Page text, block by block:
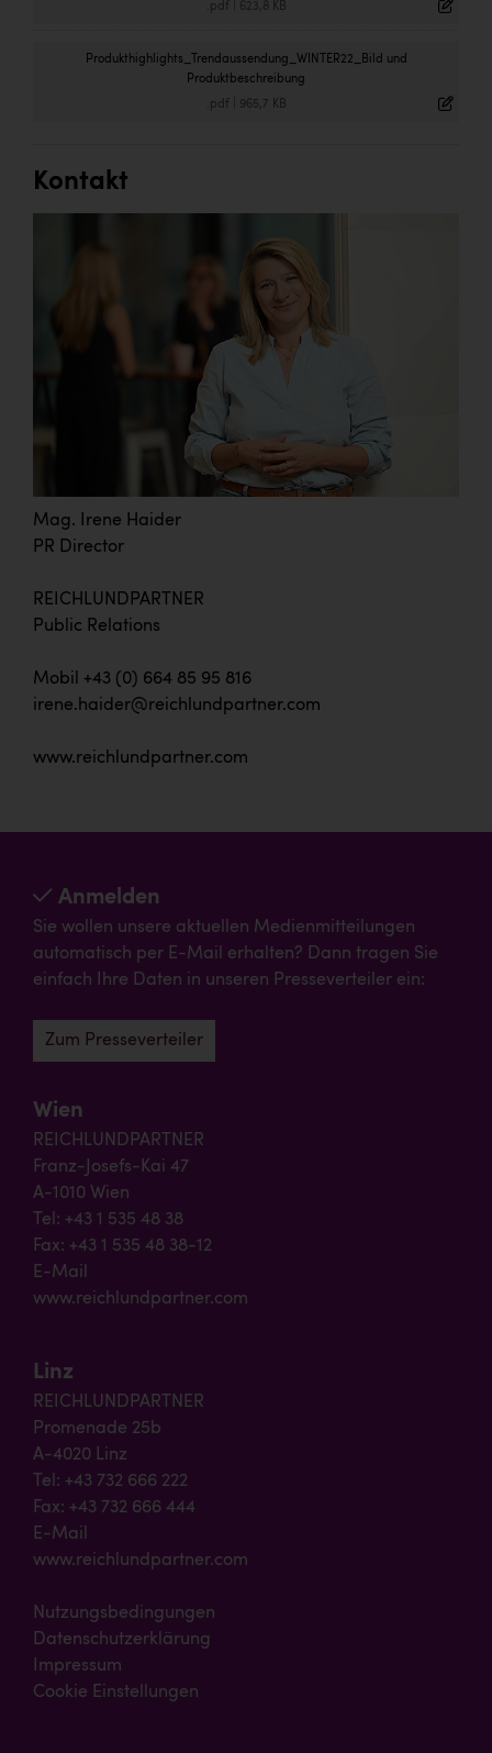
.pdf 623,8 KB
Produkthighlights_Trendaussendung_WINTER22_Bild und
Produktbeschreibung
.pdf 965,7 KB
Kontakt
Mag. Irene Haider
PR Director
REICHLUNDPARTNER
Public Relations
Mobil +43 (0) 664 85 95 816
irene.haider@reichlundpartner.com
www.reichlundpartner.com
Anmelden
Sie wollen unsere aktuellen Medienmitteilungen
automatisch per E-Mail erhalten? Dann tragen Sie
einfach Ihre Daten in unseren Presseverteiler ein:
Zum Presseverteiler
Wien
REICHLUNDPARTNER
Franz-Josefs-Kai 47
A-1010 Wien
Tel: +43 1 535 48 38
Fax: +43 1 535 48 38-12
E-Mail
www.reichlundpartner.com
Linz
REICHLUNDPARTNER
Promenade 25b
A-4020 Linz
Tel: +43 732 666 222
Fax: +43 732 666 444
E-Mail
www.reichlundpartner.com
Nutzungsbedingungen
Datenschutzerklärung
Impressum
Cookie Einstellungen